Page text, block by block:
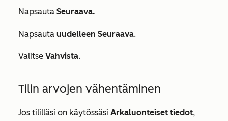
Napsauta Seuraava.
Napsauta uudelleen Seuraava.
Valitse Vahvista.
Tilin arvojen vähentäminen
Jos tililläsi on käytössäsi Arkaluonteiset tiedot,